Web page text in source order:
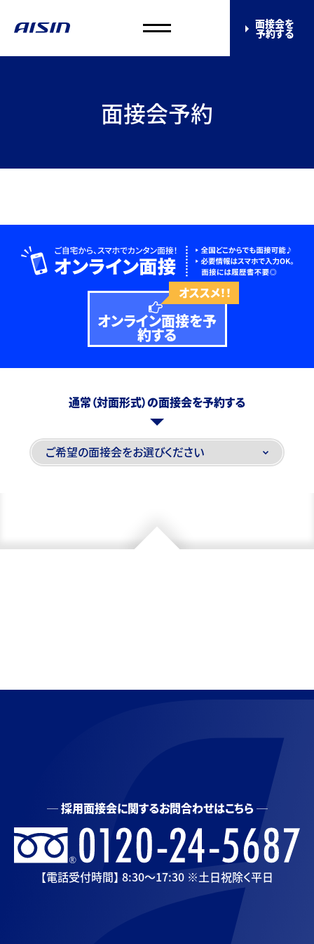
面接会を
予約する
面接会予約
オンライン面接を予
約する
オススメ！！
通常（対面形式）の面接会を予約する
採用面接会に関するお問合わせはこちら
【電話受付時間】 8:30〜17:30 ※土日祝除く平日